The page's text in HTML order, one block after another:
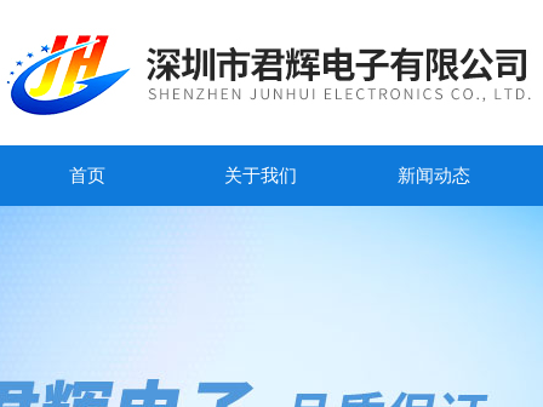
首页 关于我们 新闻动态